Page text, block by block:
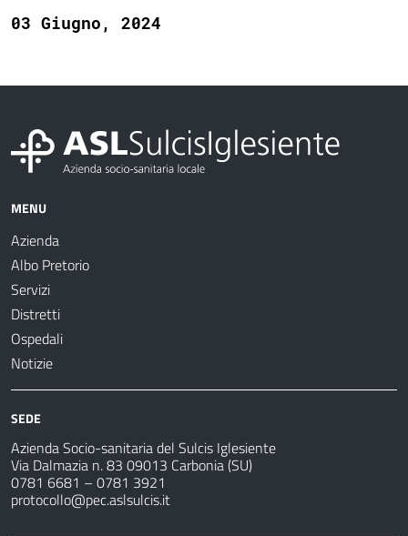
03 Giugno, 2024
MENU
Azienda
Albo Pretorio
Servizi
Distretti
Ospedali
Notizie
SEDE
Azienda Socio-sanitaria del Sulcis Iglesiente
Via Dalmazia n. 83 09013 Carbonia (SU)
0781 6681 – 0781 3921
protocollo@pec.aslsulcis.it